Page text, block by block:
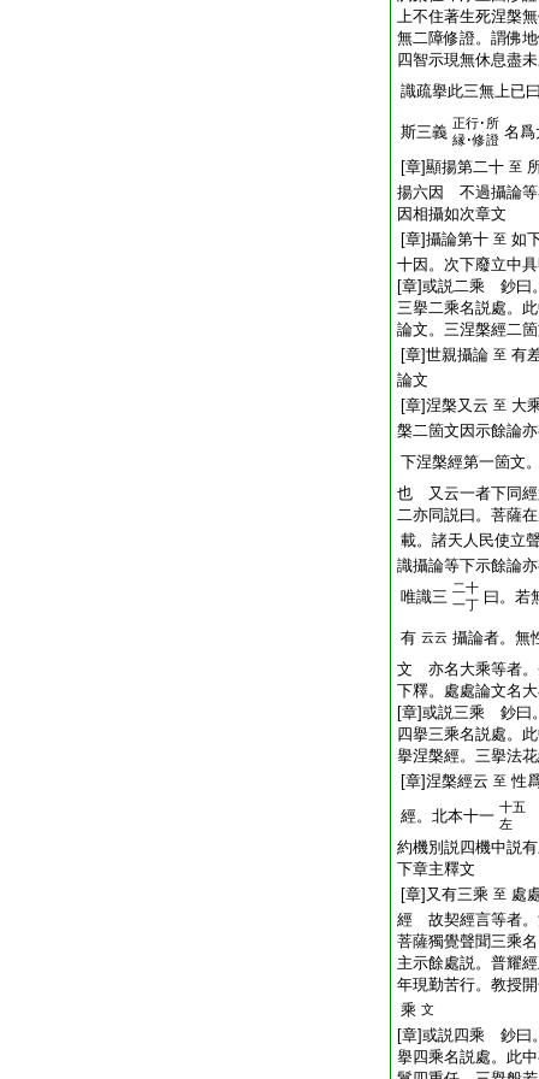
上不住著生死涅槃
無二障修證。謂佛
四智示現無休息盡
識疏擧此三無上已
斯三義 正行･所
縁･修證 名爲
[章]顯揚第二十 至
揚六因 不過攝論等
因相攝如次章文
[章]攝論第十 至 如
十因。次下廢立中
[章]或説二乘 鈔曰
三擧二乘名説處。
論文。三涅槃經二
[章]世親攝論 至 有
論文
[章]涅槃又云 至 大
槃二箇文因示餘論
下涅槃經第一箇文
也 又云一者下同經
二亦同説曰。菩薩
載。諸天人民使立
識攝論等下示餘論
唯識三 二十
一丁 曰。若
有 云云 攝論者。無
文 亦名大乘等者。
下釋。處處論文名
[章]或説三乘 鈔曰
四擧三乘名説處。
擧涅槃經。三擧法
[章]涅槃經云 至 性
經。北本十一 十五
左
約機別説四機中説
下章主釋文
[章]又有三乘 至 處
經 故契經言等者。
菩薩獨覺聲聞三乘
主示餘處説。普耀
年現勤苦行。教授
乘 文
[章]或説四乘 鈔曰
擧四乘名説處。此